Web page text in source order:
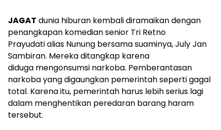
JAGAT dunia hiburan kembali diramaikan dengan
penangkapan komedian senior Tri Retno
Prayudati alias Nunung bersama suaminya, July Jan
Sambiran. Mereka ditangkap karena
diduga mengonsumsi narkoba. Pemberantasan
narkoba yang digaungkan pemerintah seperti gagal
total. Karena itu, pemerintah harus lebih serius lagi
dalam menghentikan peredaran barang haram
tersebut.